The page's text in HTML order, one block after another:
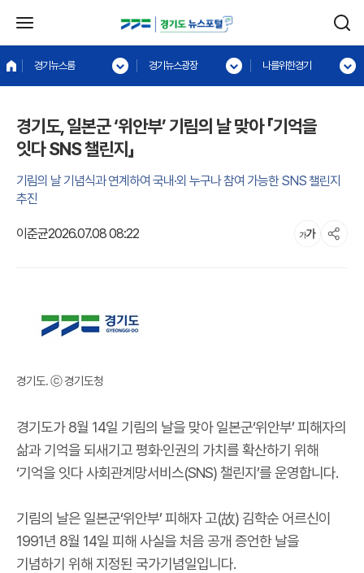
경기뉴스룸 경기뉴스광장 나를위한경기
경기도, 일본군 ‘위안부’ 기림의 날 맞아 「기억을
잇다 SNS 챌린지」
기림의 날 기념식과 연계하여 국내·외 누구나 참여 가능한 SNS 챌린지
추진
이준균2026.07.08 08:22
경기도. ⓒ 경기도청
경기도가 8월 14일 기림의 날을 맞아 일본군‘위안부’ 피해자의
삶과 기억을 되새기고 평화·인권의 가치를 확산하기 위해
‘기억을 잇다 사회관계망서비스(SNS) 챌린지’를 운영합니다.
기림의 날은 일본군‘위안부’ 피해자 고(故) 김학순 어르신이
1991년 8월 14일 피해 사실을 처음 공개 증언한 날을
기념하기 위해 지정된 국가기념일입니다.